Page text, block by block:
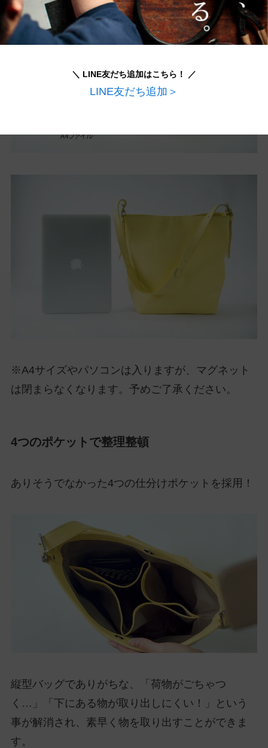
※A4サイズやパソコンは入りますが、マグネット
は閉まらなくなります。予めご了承ください。
4つのポケットで整理整頓
ありそうでなかった4つの仕分けポケットを採用！
縦型バッグでありがちな、「荷物がごちゃつ
く…」「下にある物が取り出しにくい！」という
事が解消され、素早く物を取り出すことができま
す。
＼ LINE友だち追加はこちら！ ／
LINE友だち追加＞